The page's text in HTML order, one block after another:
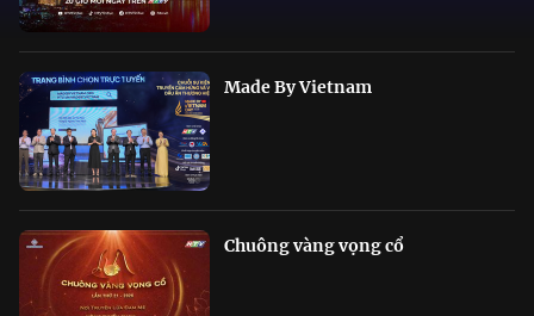
Made By Vietnam
Chuông vàng vọng cổ